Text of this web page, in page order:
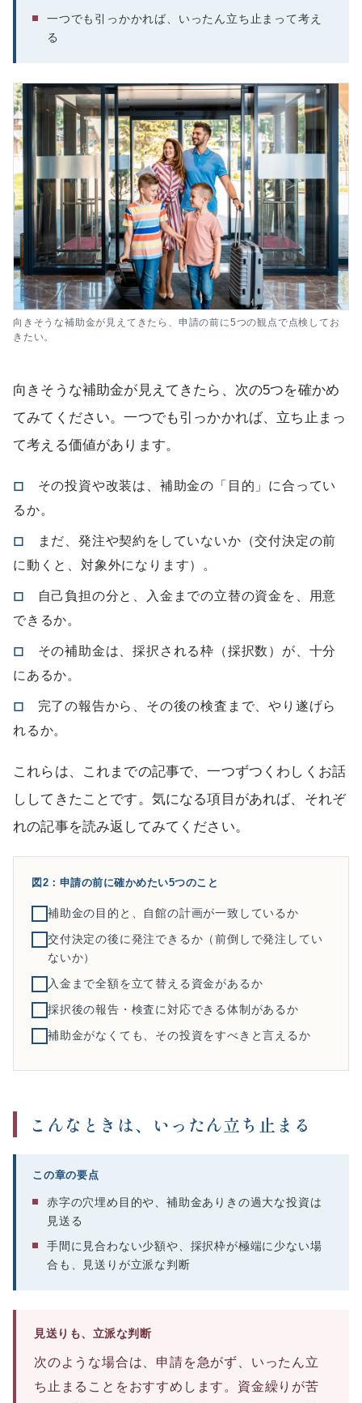
一つでも引っかかれば、いったん立ち止まって考え
る
向きそうな補助金が見えてきたら、申請の前に5つの観点で点検してお
きたい。
向きそうな補助金が見えてきたら、次の5つを確かめ
てみてください。一つでも引っかかれば、立ち止まっ
て考える価値があります。
◻ その投資や改装は、補助金の「目的」に合ってい
るか。
◻ まだ、発注や契約をしていないか（交付決定の前
に動くと、対象外になります）。
◻ 自己負担の分と、入金までの立替の資金を、用意
できるか。
◻ その補助金は、採択される枠（採択数）が、十分
にあるか。
◻ 完了の報告から、その後の検査まで、やり遂げら
れるか。
これらは、これまでの記事で、一つずつくわしくお話
ししてきたことです。気になる項目があれば、それぞ
れの記事を読み返してみてください。
図2：申請の前に確かめたい5つのこと
補助金の目的と、自館の計画が一致しているか
交付決定の後に発注できるか（前倒しで発注してい
ないか）
入金まで全額を立て替える資金があるか
採択後の報告・検査に対応できる体制があるか
補助金がなくても、その投資をすべきと言えるか
こんなときは、いったん立ち止まる
この章の要点
赤字の穴埋め目的や、補助金ありきの過大な投資は
見送る
手間に見合わない少額や、採択枠が極端に少ない場
合も、見送りが立派な判断
見送りも、立派な判断
次のような場合は、申請を急がず、いったん立
ち止まることをおすすめします。資金繰りが苦